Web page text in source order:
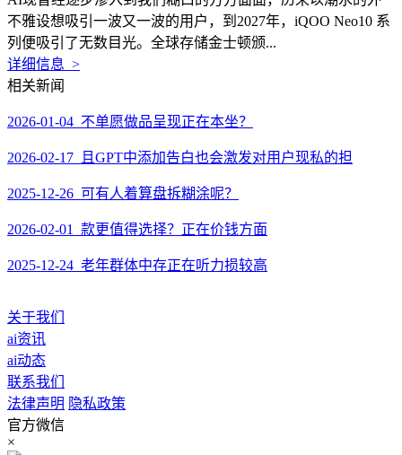
不雅设想吸引一波又一波的用户，到2027年，iQOO Neo10 系
列便吸引了无数目光。全球存储金士顿颁...
详细信息 >
相关新闻
2026-01-04 不单愿做品呈现正在本坐？
2026-02-17 且GPT中添加告白也会激发对用户现私的担
2025-12-26 可有人着算盘拆糊涂呢？
2026-02-01 款更值得选择？正在价钱方面
2025-12-24 老年群体中存正在听力损较高
关于我们
ai资讯
ai动态
联系我们
法律声明 隐私政策
官方微信
×